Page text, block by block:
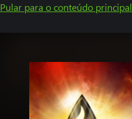
Pular para o conteúdo principal